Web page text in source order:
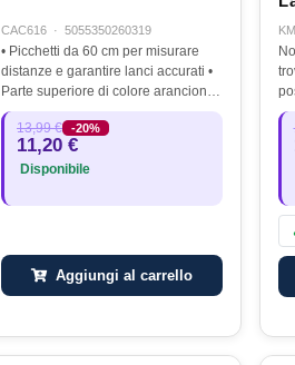
CAC616 · 5055350260319
• Picchetti da 60 cm per misurare
distanze e garantire lanci accurati •
Parte superiore di colore arancione
ad elevata visibilità, con vano per
betalight • Costruzione in alluminio
leggero •…
13,99 € -20%
11,20 €
Disponibile
Aggiungi al carrello